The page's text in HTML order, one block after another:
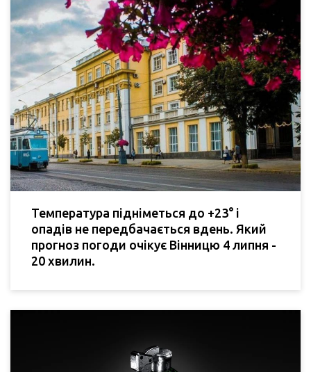
Температура підніметься до +23° і
опадів не передбачається вдень. Який
прогноз погоди очікує Вінницю 4 липня -
20 хвилин.